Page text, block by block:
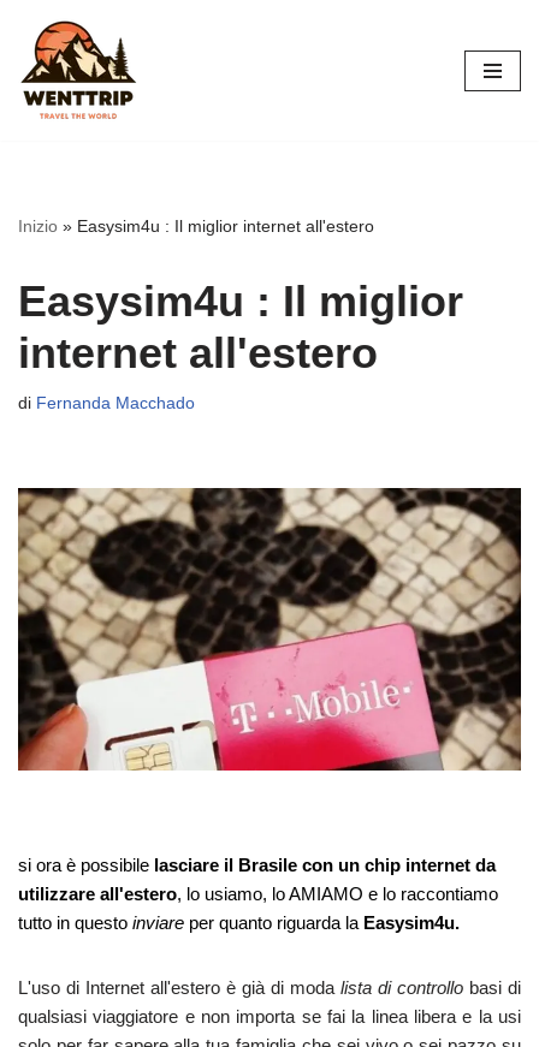
Vai
al
contenuto
Inizio » Easysim4u : Il miglior internet all'estero
Easysim4u : Il miglior
internet all'estero
di Fernanda Macchado
si ora è possibile lasciare il Brasile con un chip internet da
utilizzare all'estero, lo usiamo, lo AMIAMO e lo raccontiamo
tutto in questo inviare per quanto riguarda la Easysim4u.
L'uso di Internet all'estero è già di moda lista di controllo basi di
qualsiasi viaggiatore e non importa se fai la linea libera e la usi